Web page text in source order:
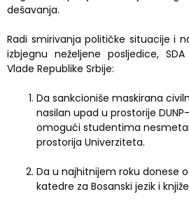
dešavanja.
Radi smirivanja političke situacije i
izbjegnu neželjene posljedice,
Vlade Republike Srbije:
Da sankcioniše maskirana
nasilan upad u prostorije
omogući studentima
prostorija Univerziteta.
Da u najhitnijem roku donese
katedre za Bosanski jezik i